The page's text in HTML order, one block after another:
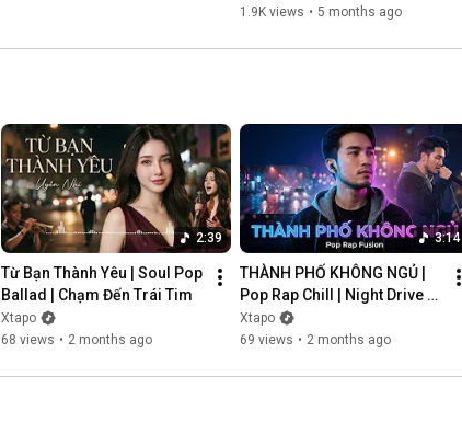
1.9K views • 5 months ago
2:39
Từ Bạn Thành Yêu | Soul Pop
Ballad | Chạm Đến Trái Tim
Xtapo
68 views • 2 months ago
3:14
THÀNH PHỐ KHÔNG NGỦ |
Pop Rap Chill | Night Drive
Vibes
Xtapo
69 views • 2 months ago